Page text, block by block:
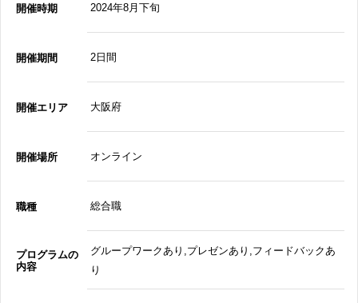
開催時期 2024年8月下旬
開催期間 2日間
開催エリア 大阪府
開催場所 オンライン
職種 総合職
プログラムの
内容
グループワークあり,プレゼンあり,フィードバックあ
り